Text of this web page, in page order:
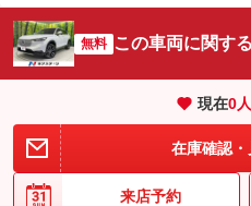
無料 この車両に関す
現在0人
在庫確認
来店予約